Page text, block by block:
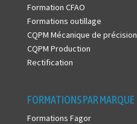
Formation CFAO
Formations outillage
CQPM Mécanique de précision
CQPM Production
Rectification
FORMATIONS PAR MARQUE
Formations Fagor